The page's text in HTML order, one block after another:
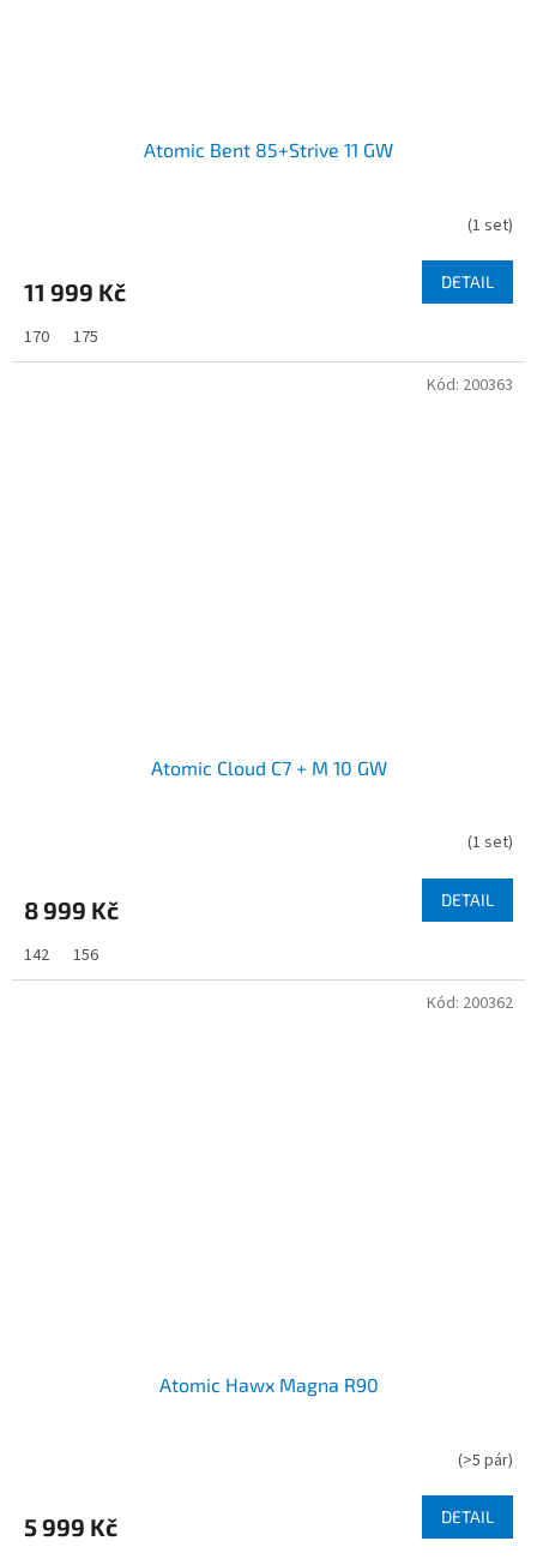
Atomic Bent 85+Strive 11 GW
(1 set)
11 999 Kč DETAIL
170 175
Atomic Cloud C7 + M 10 GW
(1 set)
8 999 Kč DETAIL
142 156
Kód: 200363
Atomic Hawx Magna R90
(>5 pár)
5 999 Kč DETAIL
Kód: 200362